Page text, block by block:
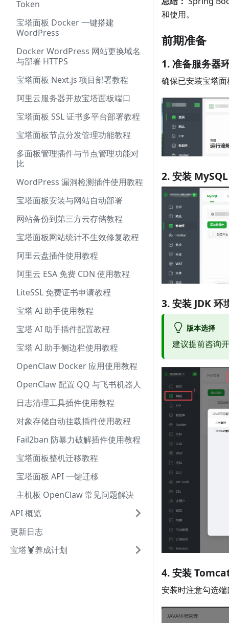
Token
宝塔面板 Docker 一键搭建
WordPress
Docker WordPress 网站更换域名
与部署 HTTPS
宝塔面板 Next.js 项目部署教程
阿里云服务器开放宝塔面板端口
宝塔面板 SSL 证书多平台部署教程
宝塔面板节点分发管理功能教程
多面板管理插件与节点管理功能对
比
WordPress 漏洞检测插件使用教程
宝塔面板安装与网站自动部署
网站备份到第三方云存储教程
宝塔面板网站统计不生效修复教程
阿里云盘插件使用教程
阿里云 ESA 免费 CDN 使用教程
LiteSSL 免费证书申请教程
宝塔 AI 助手使用教程
宝塔 AI 助手插件配置教程
宝塔 AI 助手侧边栏使用教程
OpenClaw Docker 应用使用教程
OpenClaw 配置 QQ 与飞书机器人
日志清理工具插件使用教程
对象存储自动挂载插件使用教程
Fail2ban 防暴力破解插件使用教程
宝塔面板整机迁移教程
宝塔面板 API 一键迁移
主机板 OpenClaw 常见问题解决
API 概览
更新日志
宝塔🦞养成计划
和使用。
前期准备
1. 准备服务器
确保已安装宝塔
2. 安装
3. 安装 JDK 环
版本选择
建议提前咨询
4. 安装
安装时注意勾选